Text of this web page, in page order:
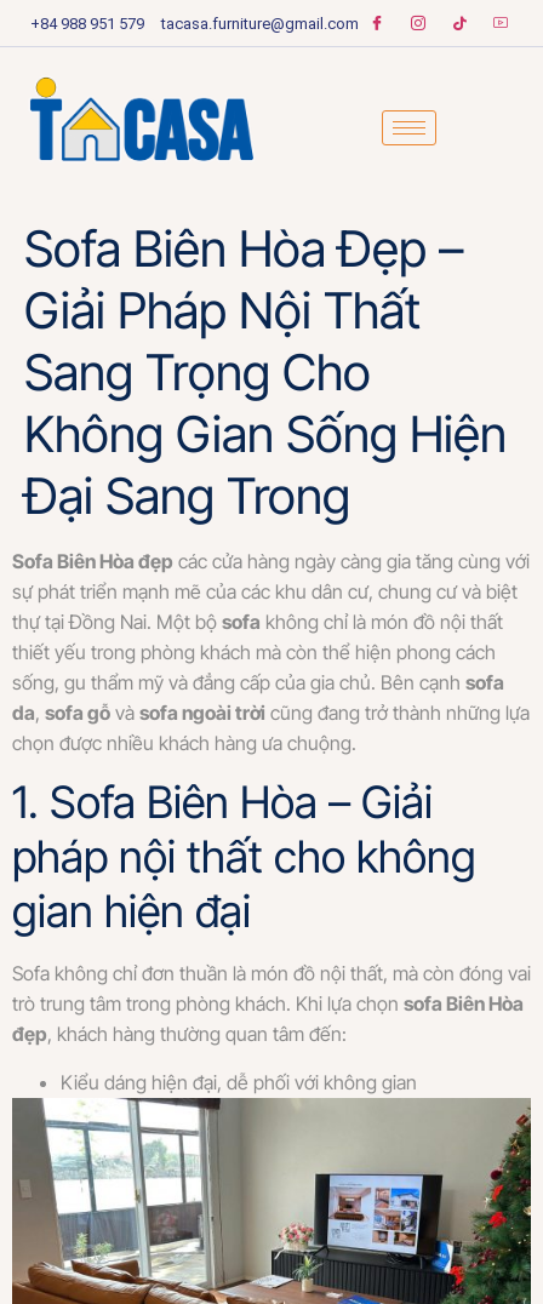
+84 988 951 579 tacasa.furniture@gmail.com
Sofa Biên Hòa Đẹp –
Giải Pháp Nội Thất
Sang Trọng Cho
Không Gian Sống Hiện
Đại Sang Trong
Sofa Biên Hòa đẹp các cửa hàng ngày càng gia tăng cùng với
sự phát triển mạnh mẽ của các khu dân cư, chung cư và biệt
thự tại Đồng Nai. Một bộ sofa không chỉ là món đồ nội thất
thiết yếu trong phòng khách mà còn thể hiện phong cách
sống, gu thẩm mỹ và đẳng cấp của gia chủ. Bên cạnh sofa
da, sofa gỗ và sofa ngoài trời cũng đang trở thành những lựa
chọn được nhiều khách hàng ưa chuộng.
1. Sofa Biên Hòa – Giải
pháp nội thất cho không
gian hiện đại
Sofa không chỉ đơn thuần là món đồ nội thất, mà còn đóng vai
trò trung tâm trong phòng khách. Khi lựa chọn sofa Biên Hòa
đẹp, khách hàng thường quan tâm đến:
Kiểu dáng hiện đại, dễ phối với không gian